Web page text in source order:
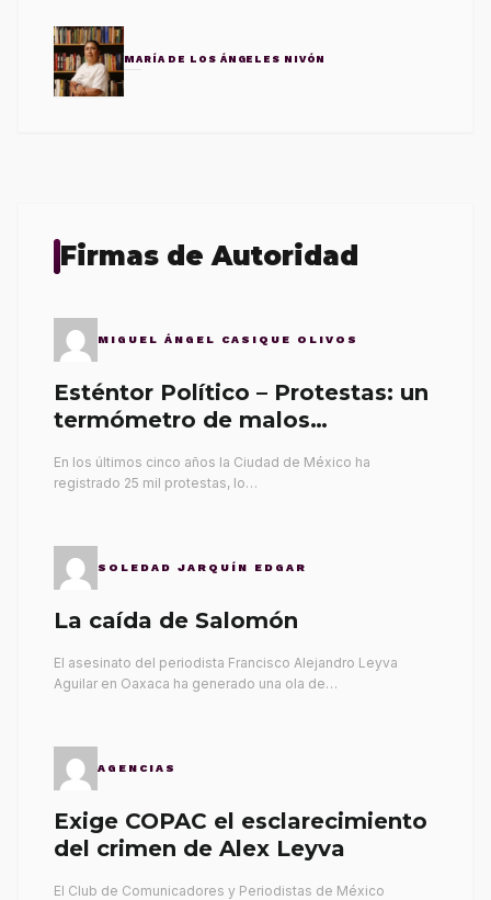
MARÍA DE LOS ÁNGELES NIVÓN
Firmas de Autoridad
MIGUEL ÁNGEL CASIQUE OLIVOS
Esténtor Político – Protestas: un
termómetro de malos
En los últimos cinco años la Ciudad de México ha
registrado 25 mil protestas, lo…
SOLEDAD JARQUÍN EDGAR
La caída de Salomón
El asesinato del periodista Francisco Alejandro Leyva
Aguilar en Oaxaca ha generado una ola de…
AGENCIAS
Exige COPAC el esclarecimiento
del crimen de Alex Leyva
El Club de Comunicadores y Periodistas de México